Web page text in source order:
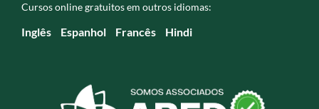
Cursos online gratuitos em outros idiomas:
Inglês Espanhol Francês Hindi